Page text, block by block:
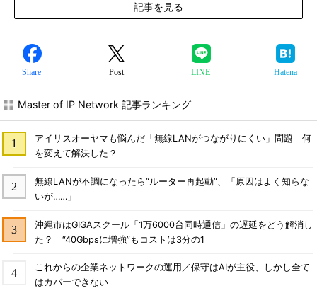
記事を見る
Share Post LINE Hatena
Master of IP Network 記事ランキング
アイリスオーヤマも悩んだ「無線LANがつながりにくい」問題 何
を変えて解決した？
無線LANが不調になったら“ルーター再起動”、「原因はよく知らな
いが……」
沖縄市はGIGAスクール「1万6000台同時通信」の遅延をどう解消し
た？ “40Gbpsに増強”もコストは3分の1
これからの企業ネットワークの運用／保守はAIが主役、しかし全て
はカバーできない